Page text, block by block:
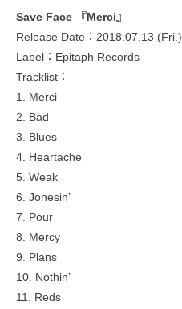
Save Face 『Merci』
Release Date：2018.07.13 (Fri.)
Label：Epitaph Records
Tracklist：
1. Merci
2. Bad
3. Blues
4. Heartache
5. Weak
6. Jonesin’
7. Pour
8. Mercy
9. Plans
10. Nothin’
11. Reds